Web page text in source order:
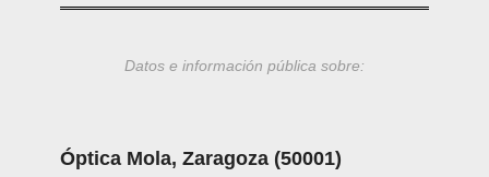
Datos e información pública sobre:
Óptica Mola, Zaragoza (50001)